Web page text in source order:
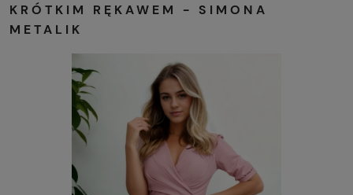
KRÓTKIM RĘKAWEM - SIMONA
METALIK